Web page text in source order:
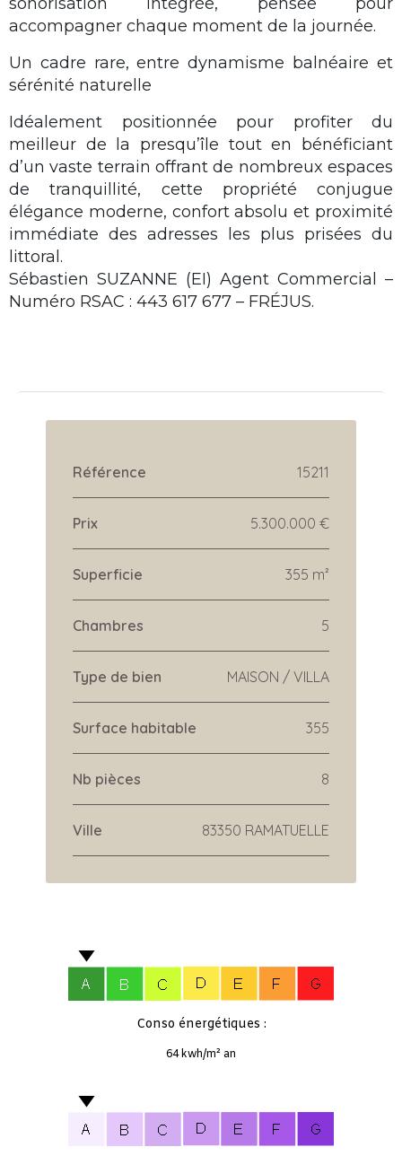
accompagner chaque moment de la journée.
Un cadre rare, entre dynamisme balnéaire et
sérénité naturelle
Idéalement positionnée pour profiter du
meilleur de la presqu’île tout en bénéficiant
d’un vaste terrain offrant de nombreux espaces
de tranquillité, cette propriété conjugue
élégance moderne, confort absolu et proximité
immédiate des adresses les plus prisées du
littoral.
Sébastien SUZANNE (EI) Agent Commercial –
Numéro RSAC : 443 617 677 – FRÉJUS.
Référence 15211
Prix 5.300.000 €
Superficie 355 m²
Chambres 5
Type de bien MAISON / VILLA
Surface habitable 355
Nb pièces 8
Ville 83350 RAMATUELLE
Conso énergétiques :
64 kwh/m² an